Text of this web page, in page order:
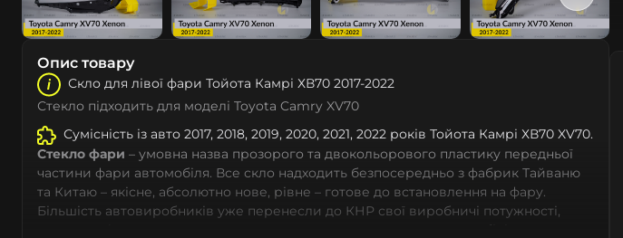
Опис товару
Скло для лівої фари Тойота Камрі ХВ70 2017-2022
Стекло підходить для моделі Toyota Camry XV70
Сумісність із авто 2017, 2018, 2019, 2020, 2021, 2022 років Тойота Камрі ХВ70 XV70.
Стекло фари – умовна назва прозорого та двокольорового пластику передньої
частини фари автомобіля. Все скло надходить безпосередньо з фабрик Тайваню
та Китаю – якісне, абсолютно нове, рівне – готове до встановлення на фару.
Більшість автовиробників уже перенесли до КНР свої виробничі потужності,
тому не слід дивуватися, що до 90% запчастин до сучасних автомобілів мають